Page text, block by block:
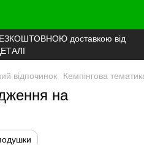
доставкою від
відпочинок Кемпінгова
на